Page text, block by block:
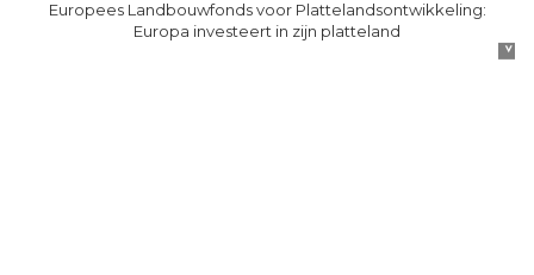
Europees Landbouwfonds voor Plattelandsontwikkeling:
Europa investeert in zijn platteland